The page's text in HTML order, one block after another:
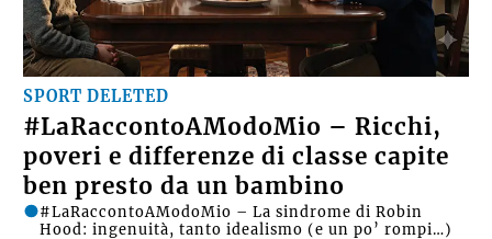
SPORT DELETED
#LaRaccontoAModoMio – Ricchi,
poveri e differenze di classe capite
ben presto da un bambino
#LaRaccontoAModoMio – La sindrome di Robin
Hood: ingenuità, tanto idealismo (e un po’ rompi…)